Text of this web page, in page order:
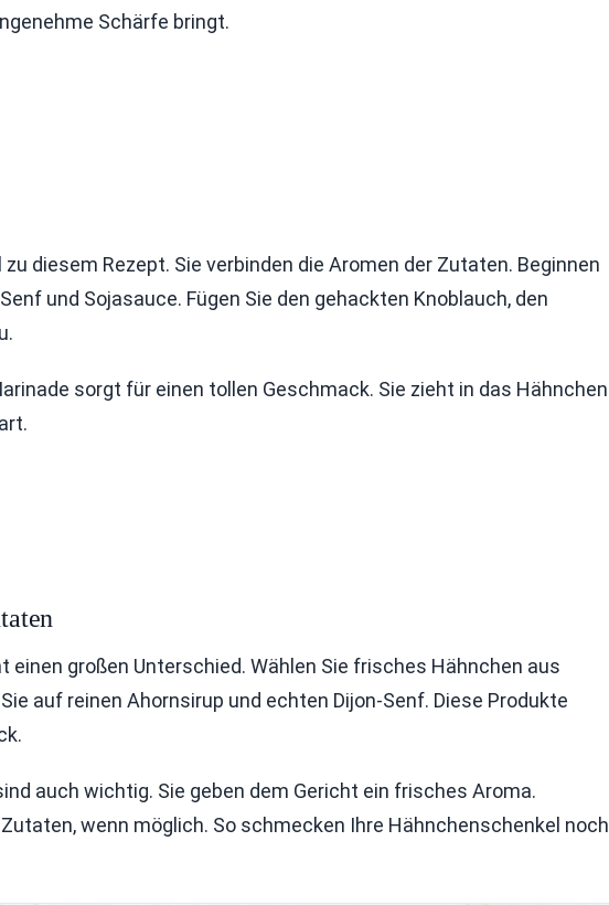
Schärfe bringt.
diesem Rezept. Sie verbinden die Aromen der Zutaten. Beginnen
und Sojasauce. Fügen Sie den gehackten Knoblauch, den
sorgt für einen tollen Geschmack. Sie zieht in das Hähnchen
einen großen Unterschied. Wählen Sie frisches Hähnchen aus
auf reinen Ahornsirup und echten Dijon-Senf. Diese Produkte
auch wichtig. Sie geben dem Gericht ein frisches Aroma.
wenn möglich. So schmecken Ihre Hähnchenschenkel noch